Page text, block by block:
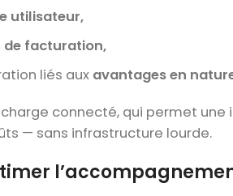
utilisateur,
de facturation,
liés aux avantages en
connecté, qui permet
— sans infrastructure lourde.